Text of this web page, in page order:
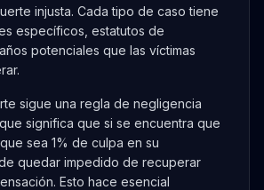
injusta. Cada tipo de caso tiene
específicos, estatutos de
potenciales que las víctimas
sigue una regla de negligencia
significa que si se encuentra que
sea 1% de culpa en su
quedar impedido de recuperar
Esto hace esencial